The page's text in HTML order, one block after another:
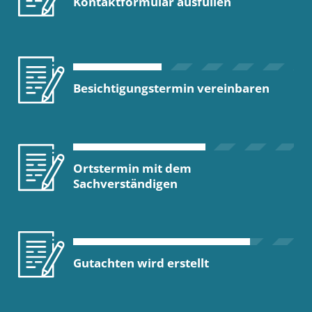
Besichtigungstermin vereinbaren
Ortstermin mit dem
Sachverständigen
Gutachten wird erstellt